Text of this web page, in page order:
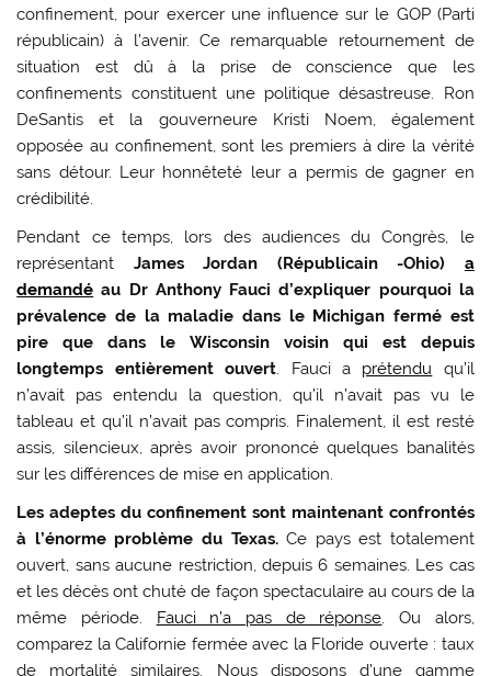
confinement, pour exercer une influence sur le GOP (Parti
républicain) à l’avenir. Ce remarquable retournement de
situation est dû à la prise de conscience que les
confinements constituent une politique désastreuse. Ron
DeSantis et la gouverneure Kristi Noem, également
opposée au confinement, sont les premiers à dire la vérité
sans détour. Leur honnêteté leur a permis de gagner en
crédibilité.
Pendant ce temps, lors des audiences du Congrès, le
représentant James Jordan (Républicain -Ohio) a
demandé au Dr Anthony Fauci d’expliquer pourquoi la
prévalence de la maladie dans le Michigan fermé est
pire que dans le Wisconsin voisin qui est depuis
longtemps entièrement ouvert. Fauci a prétendu qu’il
n’avait pas entendu la question, qu’il n’avait pas vu le
tableau et qu’il n’avait pas compris. Finalement, il est resté
assis, silencieux, après avoir prononcé quelques banalités
sur les différences de mise en application.
Les adeptes du confinement sont maintenant confrontés
à l’énorme problème du Texas.Ce pays est totalement
ouvert, sans aucune restriction, depuis 6 semaines. Les cas
et les décès ont chuté de façon spectaculaire au cours de la
même période.
Fauci n’a pas de réponse. Ou alors,
comparez la Californie fermée avec la Floride ouverte : taux
de mortalité similaires. Nous disposons d’une gamme